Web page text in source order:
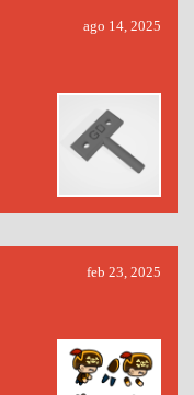
ago 14, 2025
feb 23, 2025